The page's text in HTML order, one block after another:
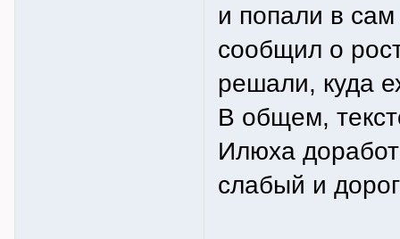
и попали в
сообщил о
решали, куда
В общем,
Илюха
слабый и